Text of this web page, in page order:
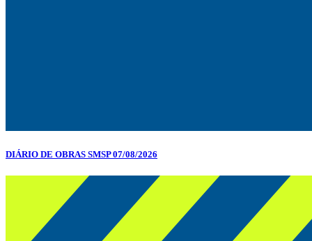
DIÁRIO DE OBRAS SMSP 07/08/2026